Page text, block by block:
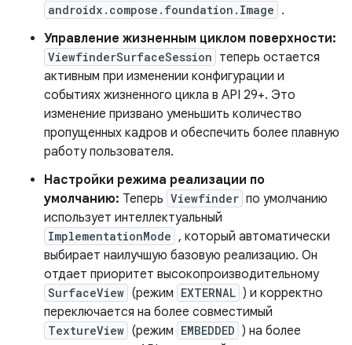
androidx.compose.foundation.Image .
Управление жизненным циклом поверхности:
ViewfinderSurfaceSession теперь остается
активным при изменении конфигурации и
событиях жизненного цикла в API 29+. Это
изменение призвано уменьшить количество
пропущенных кадров и обеспечить более плавную
работу пользователя.
Настройки режима реализации по
умолчанию: Теперь Viewfinder по умолчанию
использует интеллектуальный
ImplementationMode , который автоматически
выбирает наилучшую базовую реализацию. Он
отдает приоритет высокопроизводительному
SurfaceView (режим EXTERNAL ) и корректно
переключается на более совместимый
TextureView (режим EMBEDDED ) на более